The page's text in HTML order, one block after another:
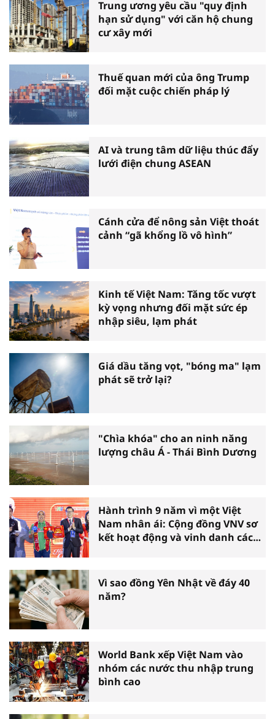
Trung ương yêu cầu "quy định
hạn sử dụng" với căn hộ chung
cư xây mới
Thuế quan mới của ông Trump
đối mặt cuộc chiến pháp lý
AI và trung tâm dữ liệu thúc đẩy
lưới điện chung ASEAN
Cánh cửa để nông sản Việt thoát
cảnh “gã khổng lồ vô hình”
Kinh tế Việt Nam: Tăng tốc vượt
kỳ vọng nhưng đối mặt sức ép
nhập siêu, lạm phát
Giá dầu tăng vọt, "bóng ma" lạm
phát sẽ trở lại?
"Chìa khóa" cho an ninh năng
lượng châu Á - Thái Bình Dương
Hành trình 9 năm vì một Việt
Nam nhân ái: Cộng đồng VNV sơ
kết hoạt động và vinh danh các
Vì sao đồng Yên Nhật về đáy 40
năm?
World Bank xếp Việt Nam vào
nhóm các nước thu nhập trung
bình cao